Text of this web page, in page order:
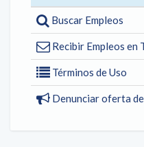
Buscar Empleos
Recibir Empleos en
Términos de Uso
Denunciar oferta